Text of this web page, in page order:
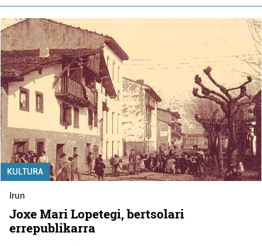
KULTURA
Irun
Joxe Mari Lopetegi, bertsolari
errepublikarra